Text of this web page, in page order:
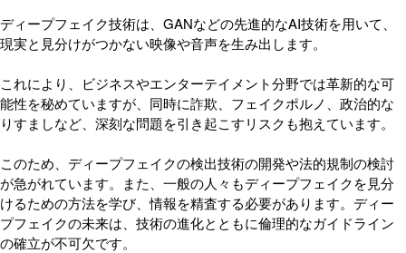
ディープフェイク技術は、GANなどの先進的なAI技術を用いて、
現実と見分けがつかない映像や音声を生み出します。
これにより、ビジネスやエンターテイメント分野では革新的な可
能性を秘めていますが、同時に詐欺、フェイクポルノ、政治的な
りすましなど、深刻な問題を引き起こすリスクも抱えています。
このため、ディープフェイクの検出技術の開発や法的規制の検討
が急がれています。また、一般の人々もディープフェイクを見分
けるための方法を学び、情報を精査する必要があります。ディー
プフェイクの未来は、技術の進化とともに倫理的なガイドライン
の確立が不可欠です。